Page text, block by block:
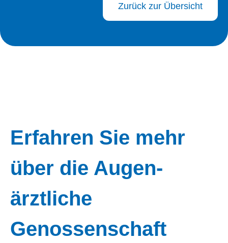
Zurück zur Übersicht
Erfahren Sie mehr
über die Augen­
ärztliche
Genossenschaft